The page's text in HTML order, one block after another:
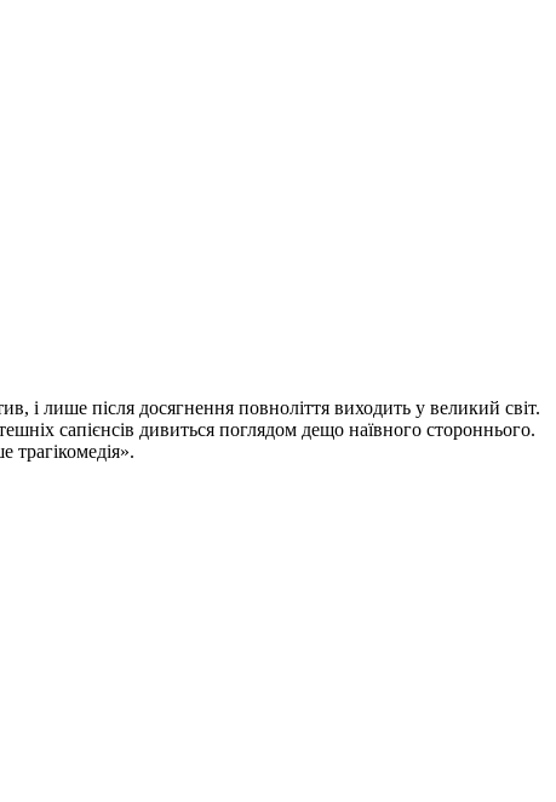
і лише після досягнення повноліття виходить у великий світ.
сапієнсів дивиться поглядом дещо наївного стороннього.
трагікомедія».